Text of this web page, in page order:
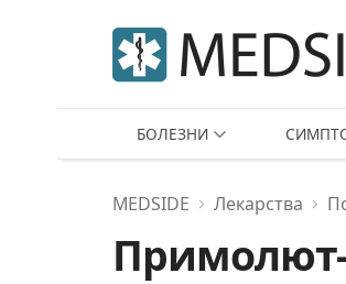
БОЛЕЗНИ
MEDSIDE Лекарства